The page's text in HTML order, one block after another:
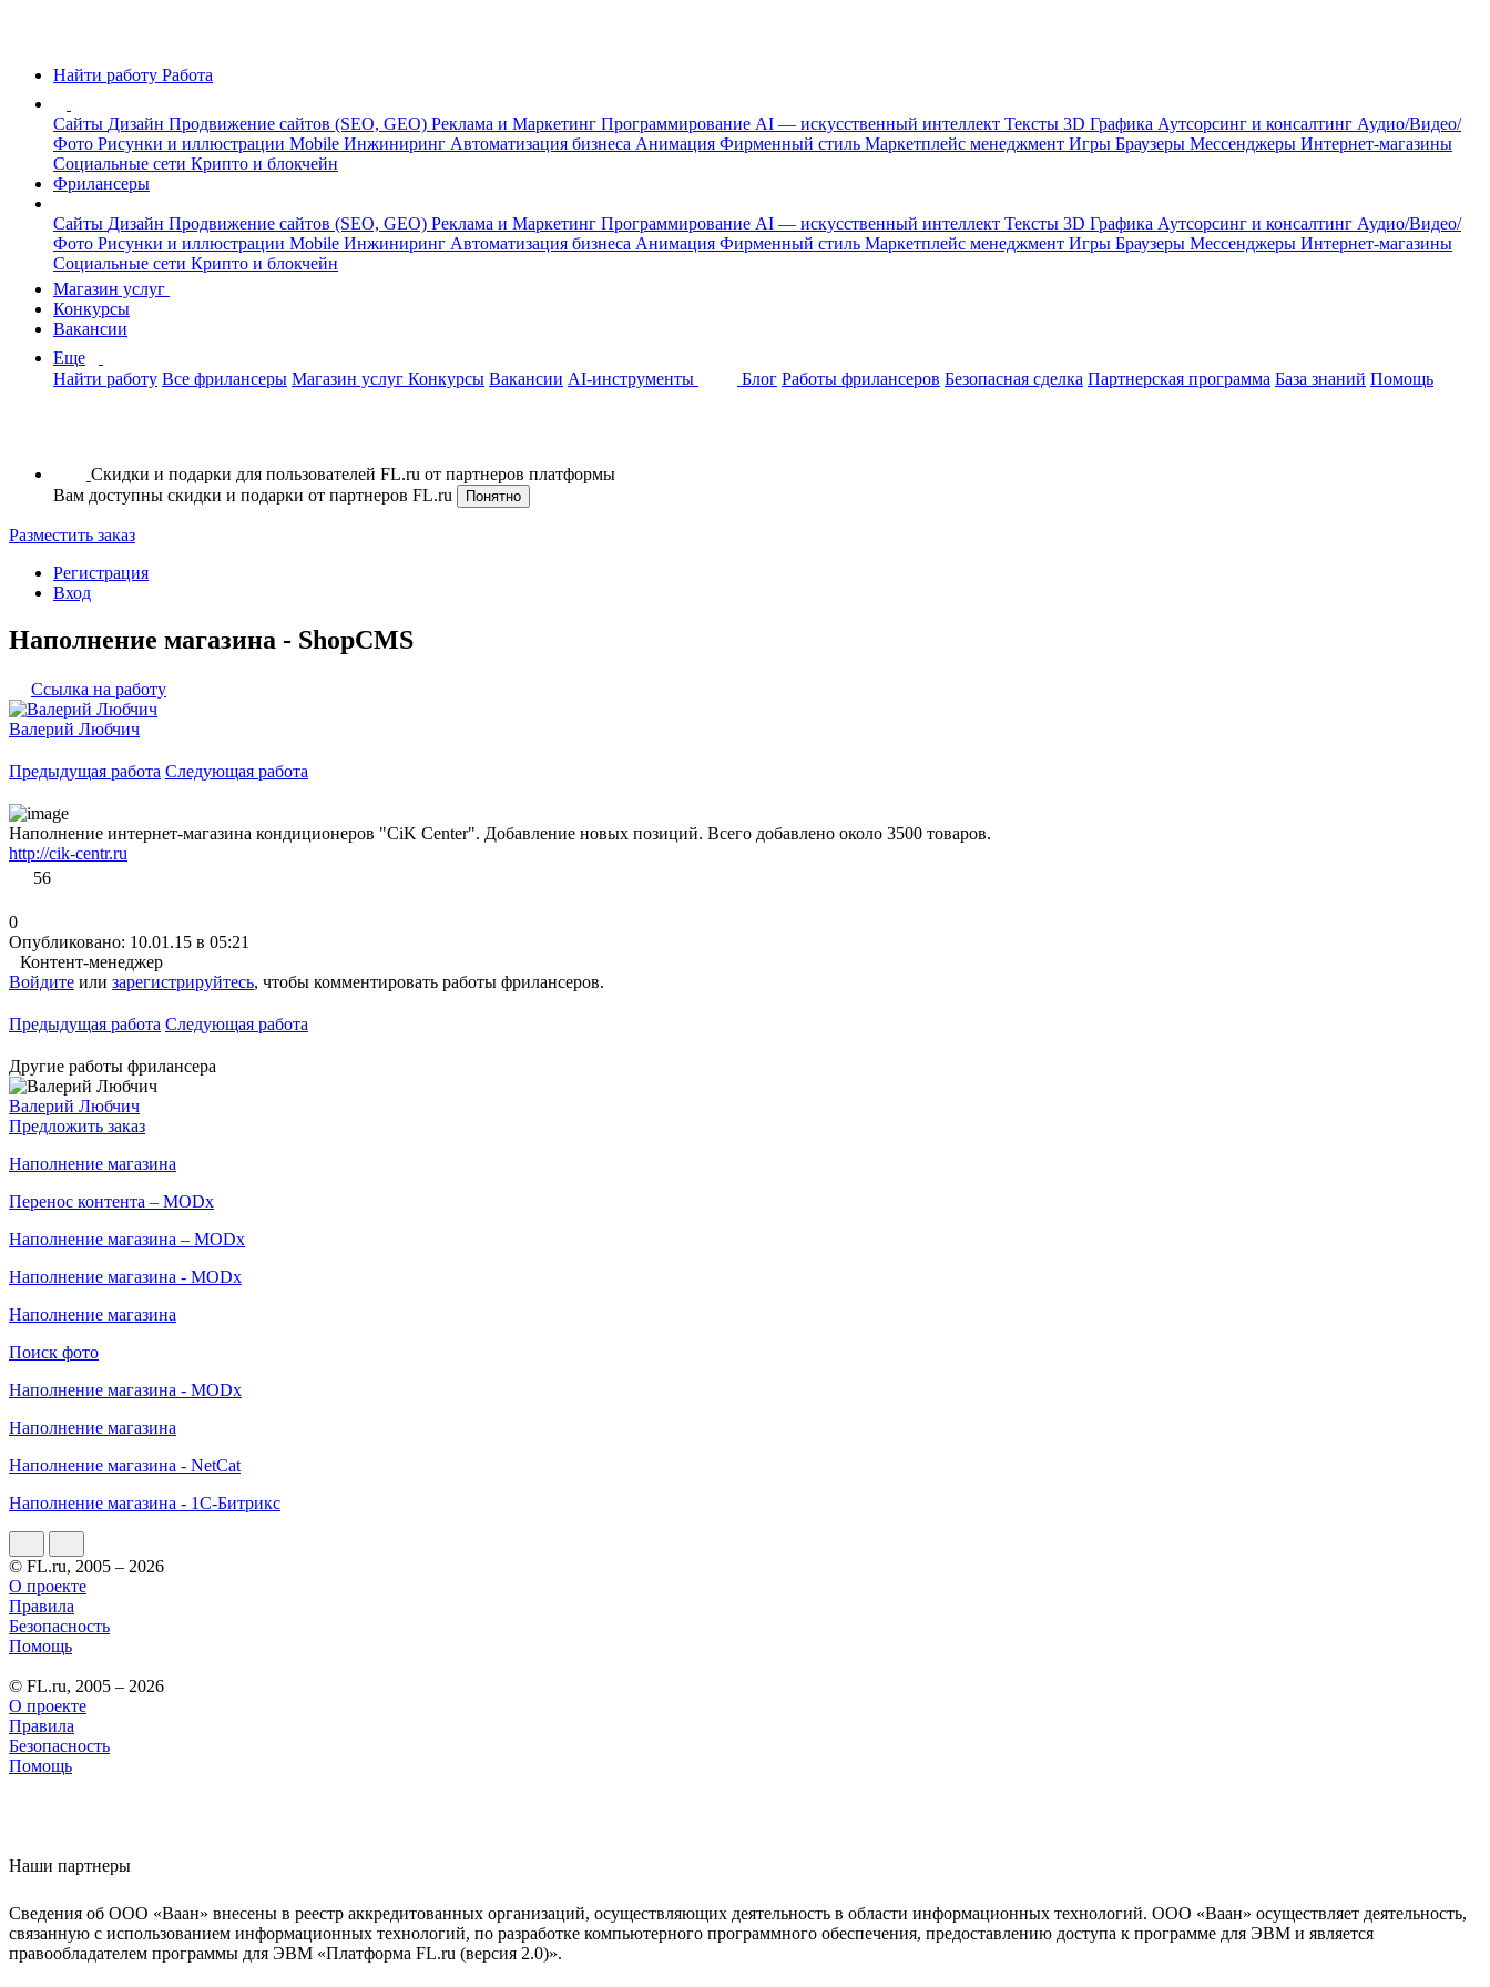
Найти работу Работа
Сайты Дизайн Продвижение сайтов (SEO, GEO) Реклама и Маркетинг Программирование AI — искусственный интеллект Тексты 3D Графика Аутсорсинг и консалтинг Аудио/Видео/
Фото Рисунки и иллюстрации Mobile Инжиниринг Автоматизация бизнеса Анимация Фирменный стиль Маркетплейс менеджмент Игры Браузеры Мессенджеры Интернет-магазины
Социальные сети Крипто и блокчейн
Фрилансеры
Сайты Дизайн Продвижение сайтов (SEO, GEO) Реклама и Маркетинг Программирование AI — искусственный интеллект Тексты 3D Графика Аутсорсинг и консалтинг Аудио/Видео/
Фото Рисунки и иллюстрации Mobile Инжиниринг Автоматизация бизнеса Анимация Фирменный стиль Маркетплейс менеджмент Игры Браузеры Мессенджеры Интернет-магазины
Социальные сети Крипто и блокчейн
Магазин услуг
Конкурсы
Вакансии
Еще
Найти работу Все фрилансеры Магазин услуг Конкурсы Вакансии AI-инструменты Блог Работы фрилансеров Безопасная сделка Партнерская программа База знаний Помощь
Скидки и подарки для пользователей FL.ru от партнеров платформы
Вам доступны скидки и подарки от партнеров FL.ru
Понятно
Разместить заказ
Регистрация
Вход
Наполнение магазина - ShopCMS
Ссылка на работу
Валерий Любчич
Предыдущая работа Следующая работа
Наполнение интернет-магазина кондиционеров "CiK Center". Добавление новых позиций. Всего добавлено около 3500 товаров.
http://cik-centr.ru
56
0
Опубликовано: 10.01.15 в 05:21
Контент-менеджер
Войдите или зарегистрируйтесь, чтобы комментировать работы фрилансеров.
Предыдущая работа Следующая работа
Другие работы фрилансера
Валерий Любчич
Предложить заказ
Наполнение магазина
Перенос контента – MODx
Наполнение магазина – MODx
Наполнение магазина - MODx
Наполнение магазина
Поиск фото
Наполнение магазина - MODx
Наполнение магазина
Наполнение магазина - NetCat
Наполнение магазина - 1С-Битрикс
© FL.ru, 2005 – 2026
О проекте
Правила
Безопасность
Помощь
© FL.ru, 2005 – 2026
О проекте
Правила
Безопасность
Помощь
Наши партнеры
Сведения об ООО «Ваан» внесены в реестр аккредитованных организаций, осуществляющих деятельность в области информационных технологий. ООО «Ваан» осуществляет деятельность,
связанную с использованием информационных технологий, по разработке компьютерного программного обеспечения, предоставлению доступа к программе для ЭВМ и является
правообладателем программы для ЭВМ «Платформа FL.ru (версия 2.0)».